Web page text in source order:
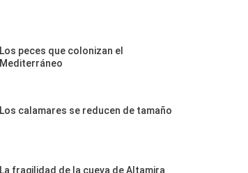
Los peces que colonizan el
Mediterráneo
Los calamares se reducen de tamaño
La fragilidad de la cueva de Altamira